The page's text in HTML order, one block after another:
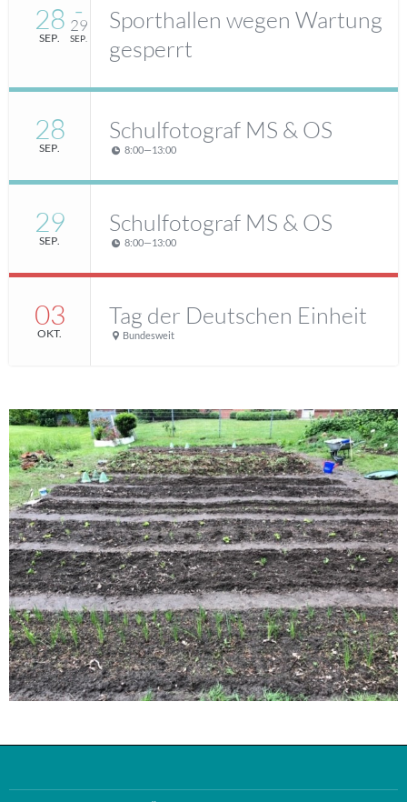
28
SEP.
–
29
SEP.
Sporthallen wegen Wartung
gesperrt
28
SEP.
Schulfotograf MS & OS
8:00—13:00
29
SEP.
Schulfotograf MS & OS
8:00—13:00
03
OKT.
Tag der Deutschen Einheit
Bundesweit